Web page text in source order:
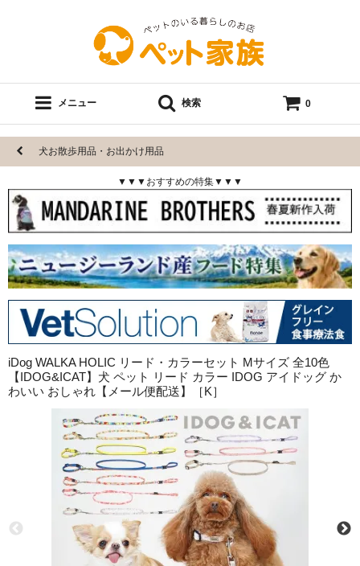
メニュー 検索 0
犬お散歩用品・お出かけ用品
▼▼▼おすすめの特集▼▼▼
iDog WALKA HOLIC リード・カラーセット Mサイズ 全10色
【IDOG&ICAT】犬 ペット リード カラー IDOG アイドッグ か
わいい おしゃれ【メール便配送】［K］